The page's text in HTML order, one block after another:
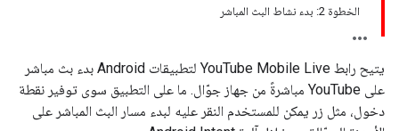
الخطوة 2: بدء نشاط البث المباشر
يتيح رابط YouTube Mobile Live لتطبيقات Android بدء بث مباشر
على YouTube مباشرةً من جهاز جوّال. ما على التطبيق سوى توفير نقطة
دخول، مثل زر يمكن للمستخدم النقر عليه لبدء مسار البث المباشر على